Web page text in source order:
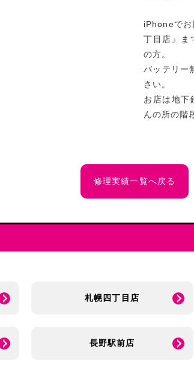
iPhoneで
丁目店』ま
の方。
バッテリー
さい。
お店は地下
んの所の階
修理実績一覧へ戻る
札幌四丁目店
長野駅前店